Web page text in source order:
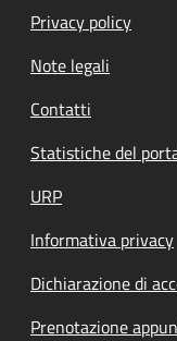
Privacy policy
Note legali
Contatti
Statistiche del
URP
Informativa privacy
Dichiarazione di
Prenotazione